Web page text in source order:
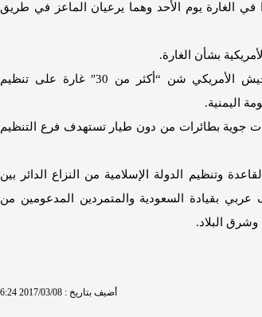
الغارة يوم الأحد وهما يرعيان الماعز في طريق
بشأن الغارة.
وكان البنتاغون صرح الجمعة أن الجيش الأمريكي شن “أكثر من 30″ غارة على تنظيم
اليمنية.
جوية بطائرات من دون طيار تستهدف فرع التنظيم
وتنظيم الدولة الإسلامية من النزاع الدائر بين
عربي بقيادة السعودية والمتمردين المدعومين من
البلاد.
16:24 2017/03/08 : أضيف بتاريخ